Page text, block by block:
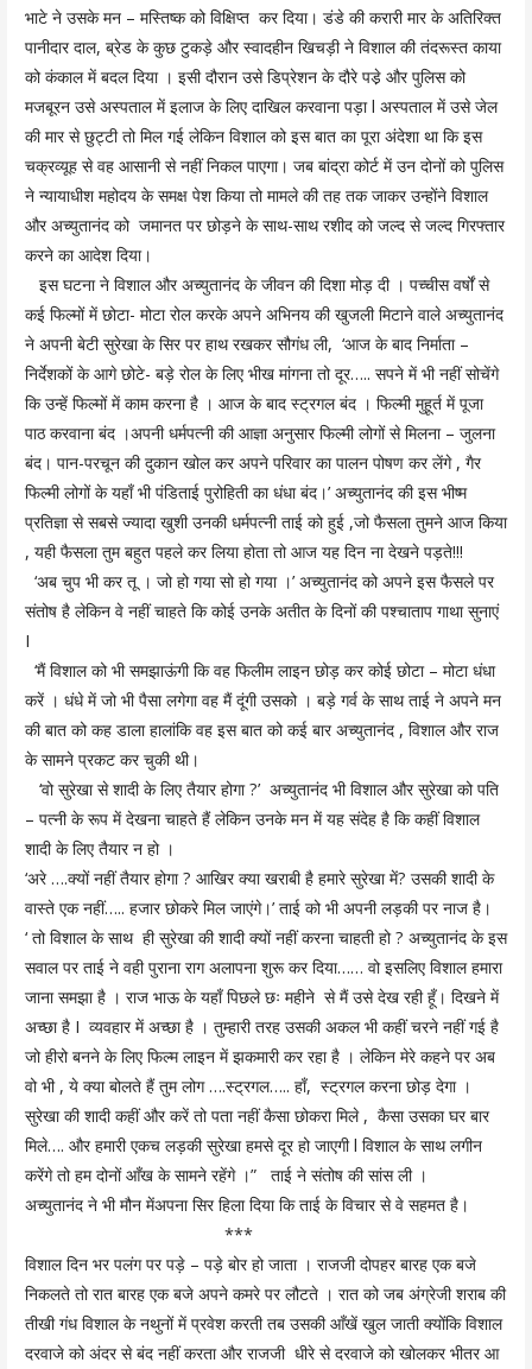
भाटे ने उसके मन – मस्तिष्क को विक्षिप्त कर दिया। डंडे की करारी मार के अतिरिक्त
पानीदार दाल, ब्रेड के कुछ टुकड़े और स्वादहीन खिचड़ी ने विशाल की तंदरूस्त काया
को कंकाल में बदल दिया । इसी दौरान उसे डिप्रेशन के दौरे पडे़ और पुलिस को
मजबूरन उसे अस्पताल में इलाज के लिए दाखिल करवाना पड़ा l अस्पताल में उसे जेल
की मार से छुट्टी तो मिल गई लेकिन विशाल को इस बात का पूरा अंदेशा था कि इस
चक्रव्यूह से वह आसानी से नहीं निकल पाएगा। जब बांद्रा कोर्ट में उन दोनों को पुलिस
ने न्यायाधीश महोदय के समक्ष पेश किया तो मामले की तह तक जाकर उन्होंने विशाल
और अच्युतानंद को जमानत पर छोड़ने के साथ-साथ रशीद को जल्द से जल्द गिरफ्तार
करने का आदेश दिया।
इस घटना ने विशाल और अच्युतानंद के जीवन की दिशा मोड़ दी । पच्चीस वर्षों से
कई फिल्मों में छोटा- मोटा रोल करके अपने अभिनय की खुजली मिटाने वाले अच्युतानंद
ने अपनी बेटी सुरेखा के सिर पर हाथ रखकर सौगंध ली, ‘आज के बाद निर्माता –
निर्देशकों के आगे छोटे- बड़े रोल के लिए भीख मांगना तो दूर….. सपने में भी नहीं सोचेंगे
कि उन्हें फिल्मों में काम करना है । आज के बाद स्ट्रगल बंद । फिल्मी मुहूर्त में पूजा
पाठ करवाना बंद ।अपनी धर्मपत्नी की आज्ञा अनुसार फिल्मी लोगों से मिलना – जुलना
बंद। पान-परचून की दुकान खोल कर अपने परिवार का पालन पोषण कर लेंगे , गैर
फिल्मी लोगों के यहाँ भी पंडिताई पुरोहिती का धंधा बंद।’ अच्युतानंद की इस भीष्म
प्रतिज्ञा से सबसे ज्यादा खुशी उनकी धर्मपत्नी ताई को हुई ,जो फैसला तुमने आज किया
, यही फैसला तुम बहुत पहले कर लिया होता तो आज यह दिन ना देखने पड़ते!!!
‘अब चुप भी कर तू । जो हो गया सो हो गया ।’ अच्युतानंद को अपने इस फैसले पर
संतोष है लेकिन वे नहीं चाहते कि कोई उनके अतीत के दिनों की पश्चाताप गाथा सुनाएं
I
‘मैं विशाल को भी समझाऊंगी कि वह फिलीम लाइन छोड़ कर कोई छोटा – मोटा धंधा
करें । धंधे में जो भी पैसा लगेगा वह मैं दूंगी उसको । बड़े गर्व के साथ ताई ने अपने मन
की बात को कह डाला हालांकि वह इस बात को कई बार अच्युतानंद , विशाल और राज
के सामने प्रकट कर चुकी थी।
‘वो सुरेखा से शादी के लिए तैयार होगा ?’ अच्युतानंद भी विशाल और सुरेखा को पति
– पत्नी के रूप में देखना चाहते हैं लेकिन उनके मन में यह संदेह है कि कहीं विशाल
शादी के लिए तैयार न हो ।
‘अरे ….क्यों नहीं तैयार होगा ? आखिर क्या खराबी है हमारे सुरेखा में? उसकी शादी के
वास्ते एक नहीं….. हजार छोकरे मिल जाएंगे।’ ताई को भी अपनी लड़की पर नाज है।
‘ तो विशाल के साथ ही सुरेखा की शादी क्यों नहीं करना चाहती हो ? अच्युतानंद के इस
सवाल पर ताई ने वही पुराना राग अलापना शुरू कर दिया…… वो इसलिए विशाल हमारा
जाना समझा है । राज भाऊ के यहाँ पिछले छः महीने से मैं उसे देख रही हूँ। दिखने में
अच्छा है I व्यवहार में अच्छा है । तुम्हारी तरह उसकी अकल भी कहीं चरने नहीं गई है
जो हीरो बनने के लिए फिल्म लाइन में झकमारी कर रहा है । लेकिन मेरे कहने पर अब
वो भी , ये क्या बोलते हैं तुम लोग ….स्ट्रगल….. हाँ, स्ट्रगल करना छोड़ देगा ।
सुरेखा की शादी कहीं और करें तो पता नहीं कैसा छोकरा मिले , कैसा उसका घर बार
मिले…. और हमारी एकच लड़की सुरेखा हमसे दूर हो जाएगी l विशाल के साथ लगीन
करेंगे तो हम दोनों आँख के सामने रहेंगे ।” ताई ने संतोष की सांस ली ।
अच्युतानंद ने भी मौन मेंअपना सिर हिला दिया कि ताई के विचार से वे सहमत है।
***
विशाल दिन भर पलंग पर पड़े – पड़े बोर हो जाता । राजजी दोपहर बारह एक बजे
निकलते तो रात बारह एक बजे अपने कमरे पर लौटते । रात को जब अंग्रेजी शराब की
तीखी गंध विशाल के नथुनों में प्रवेश करती तब उसकी आँखें खुल जाती क्योंकि विशाल
दरवाजे को अंदर से बंद नहीं करता और राजजी धीरे से दरवाजे को खोलकर भीतर आ